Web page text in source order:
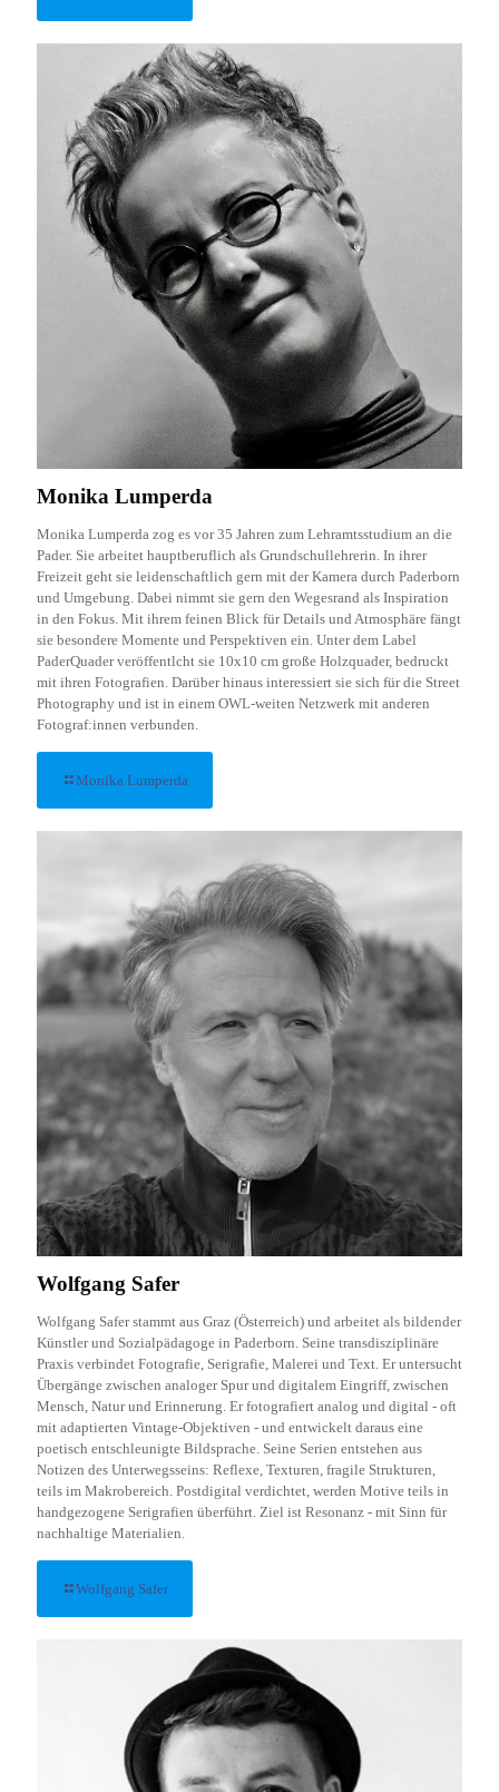
Monika Lumperda
Monika Lumperda zog es vor 35 Jahren zum Lehramtsstudium an die
Pader. Sie arbeitet hauptberuflich als Grundschullehrerin. In ihrer
Freizeit geht sie leidenschaftlich gern mit der Kamera durch Paderborn
und Umgebung. Dabei nimmt sie gern den Wegesrand als Inspiration
in den Fokus. Mit ihrem feinen Blick für Details und Atmosphäre fängt
sie besondere Momente und Perspektiven ein. Unter dem Label
PaderQuader veröffentlcht sie 10x10 cm große Holzquader, bedruckt
mit ihren Fotografien. Darüber hinaus interessiert sie sich für die Street
Photography und ist in einem OWL-weiten Netzwerk mit anderen
Fotograf:innen verbunden.
Monika Lumperda
Wolfgang Safer
Wolfgang Safer stammt aus Graz (Österreich) und arbeitet als bildender
Künstler und Sozialpädagoge in Paderborn. Seine transdisziplinäre
Praxis verbindet Fotografie, Serigrafie, Malerei und Text. Er untersucht
Übergänge zwischen analoger Spur und digitalem Eingriff, zwischen
Mensch, Natur und Erinnerung. Er fotografiert analog und digital - oft
mit adaptierten Vintage-Objektiven - und entwickelt daraus eine
poetisch entschleunigte Bildsprache. Seine Serien entstehen aus
Notizen des Unterwegsseins: Reflexe, Texturen, fragile Strukturen,
teils im Makrobereich. Postdigital verdichtet, werden Motive teils in
handgezogene Serigrafien überführt. Ziel ist Resonanz - mit Sinn für
nachhaltige Materialien.
Wolfgang Safer